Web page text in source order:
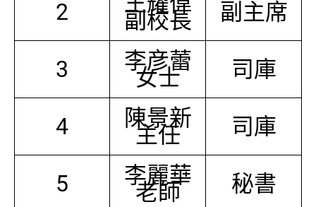
2 副校長 副主席
3 李彦蕾
女士 司庫
4 陳景新
主任 司庫
5 李麗華
老師 秘書